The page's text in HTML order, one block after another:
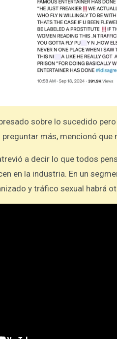
sobre lo sucedido
preguntar más, mencionó
a decir lo que todos
en la industria. En un
y tráfico sexual habrá